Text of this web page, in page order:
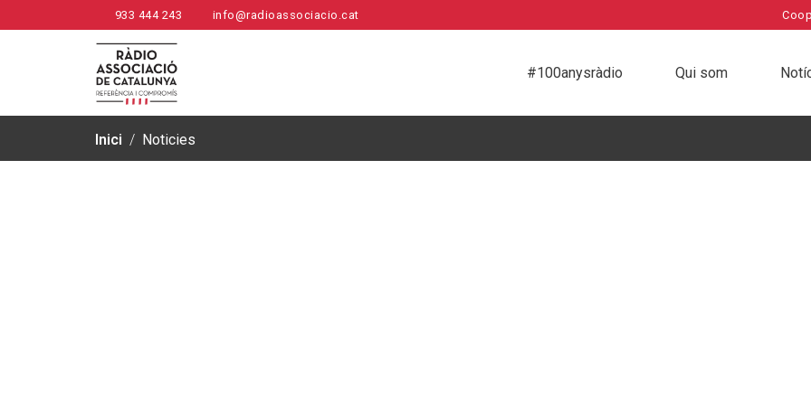
933 444 243 info@radioassociacio.cat
#100anysràdio Qui som
Inici / Noticies